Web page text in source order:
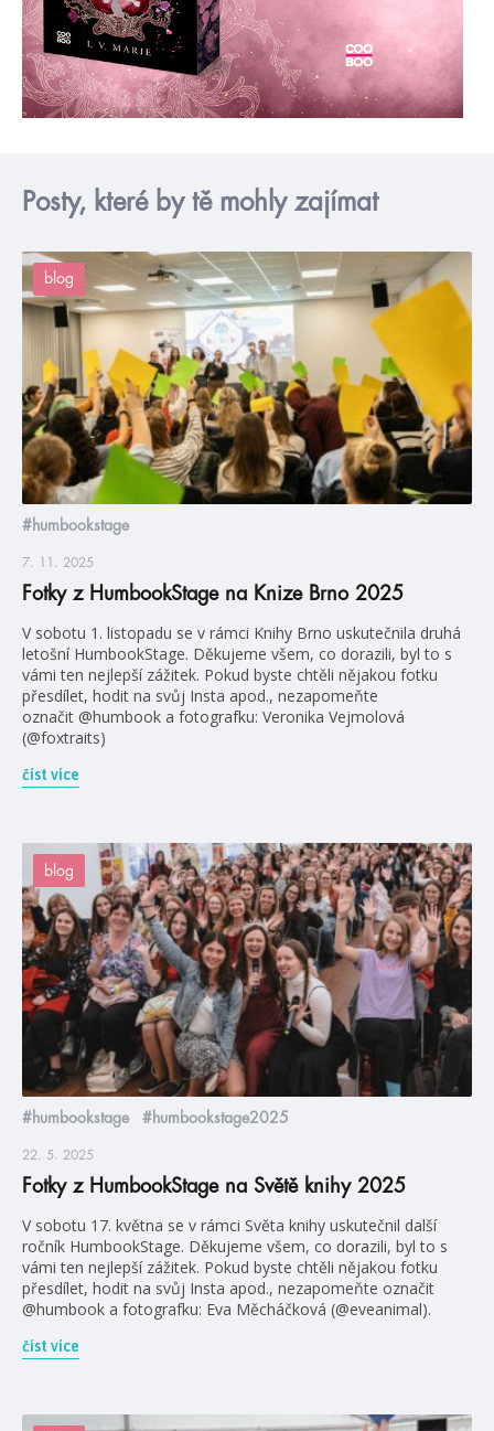
Posty, které by tě mohly zajímat
blog
#humbookstage
7. 11. 2025
Fotky z HumbookStage na Knize Brno 2025
V sobotu 1. listopadu se v rámci Knihy Brno uskutečnila druhá
letošní HumbookStage. Děkujeme všem, co dorazili, byl to s
vámi ten nejlepší zážitek. Pokud byste chtěli nějakou fotku
přesdílet, hodit na svůj Insta apod., nezapomeňte
označit @humbook a fotografku: Veronika Vejmolová
(@foxtraits)
číst více
blog
#humbookstage #humbookstage2025
22. 5. 2025
Fotky z HumbookStage na Světě knihy 2025
V sobotu 17. května se v rámci Světa knihy uskutečnil další
ročník HumbookStage. Děkujeme všem, co dorazili, byl to s
vámi ten nejlepší zážitek. Pokud byste chtěli nějakou fotku
přesdílet, hodit na svůj Insta apod., nezapomeňte označit
@humbook a fotografku: Eva Měcháčková (@eveanimal).
číst více